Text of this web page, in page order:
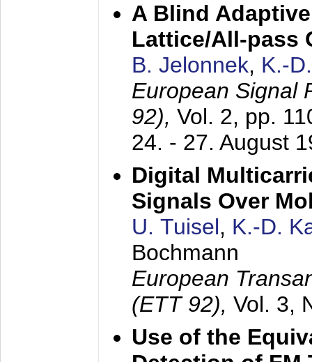
A Blind
Lattice/All-pass
B. Jelonnek, K.-
European Signal
92), Vol. 2, pp.
24. - 27. August
Digital
Signals Over
U. Tuisel, K.-D.
Bochmann
European
(ETT 92), Vol. 3,
Use of the